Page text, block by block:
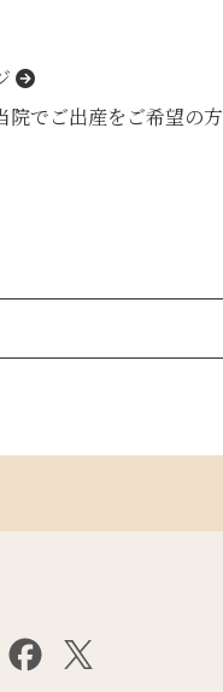
でご出産をご希望の方